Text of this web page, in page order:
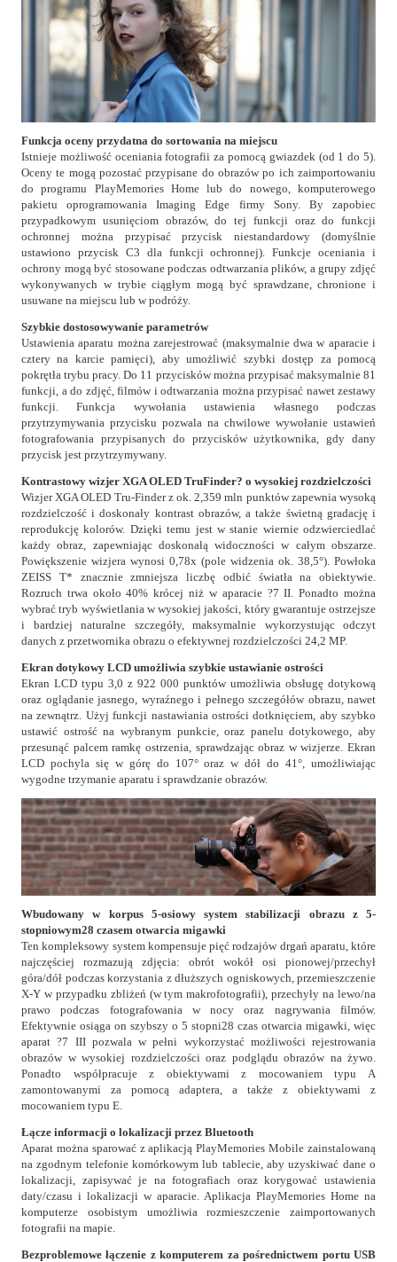
Funkcja oceny przydatna do sortowania na miejscu
Istnieje możliwość oceniania fotografii za pomocą gwiazdek (od 1 do 5).
Oceny te mogą pozostać przypisane do obrazów po ich zaimportowaniu
do programu PlayMemories Home lub do nowego, komputerowego
pakietu oprogramowania Imaging Edge firmy Sony. By zapobiec
przypadkowym usunięciom obrazów, do tej funkcji oraz do funkcji
ochronnej można przypisać przycisk niestandardowy (domyślnie
ustawiono przycisk C3 dla funkcji ochronnej). Funkcje oceniania i
ochrony mogą być stosowane podczas odtwarzania plików, a grupy zdjęć
wykonywanych w trybie ciągłym mogą być sprawdzane, chronione i
usuwane na miejscu lub w podróży.
Szybkie dostosowywanie parametrów
Ustawienia aparatu można zarejestrować (maksymalnie dwa w aparacie i
cztery na karcie pamięci), aby umożliwić szybki dostęp za pomocą
pokrętła trybu pracy. Do 11 przycisków można przypisać maksymalnie 81
funkcji, a do zdjęć, filmów i odtwarzania można przypisać nawet zestawy
funkcji. Funkcja wywołania ustawienia własnego podczas
przytrzymywania przycisku pozwala na chwilowe wywołanie ustawień
fotografowania przypisanych do przycisków użytkownika, gdy dany
przycisk jest przytrzymywany.
Kontrastowy wizjer XGA OLED TruFinder? o wysokiej rozdzielczości
Wizjer XGA OLED Tru-Finder z ok. 2,359 mln punktów zapewnia wysoką
rozdzielczość i doskonały kontrast obrazów, a także świetną gradację i
reprodukcję kolorów. Dzięki temu jest w stanie wiernie odzwierciedlać
każdy obraz, zapewniając doskonałą widoczności w całym obszarze.
Powiększenie wizjera wynosi 0,78x (pole widzenia ok. 38,5°). Powłoka
ZEISS T* znacznie zmniejsza liczbę odbić światła na obiektywie.
Rozruch trwa około 40% krócej niż w aparacie ?7 II. Ponadto można
wybrać tryb wyświetlania w wysokiej jakości, który gwarantuje ostrzejsze
i bardziej naturalne szczegóły, maksymalnie wykorzystując odczyt
danych z przetwornika obrazu o efektywnej rozdzielczości 24,2 MP.
Ekran dotykowy LCD umożliwia szybkie ustawianie ostrości
Ekran LCD typu 3,0 z 922 000 punktów umożliwia obsługę dotykową
oraz oglądanie jasnego, wyraźnego i pełnego szczegółów obrazu, nawet
na zewnątrz. Użyj funkcji nastawiania ostrości dotknięciem, aby szybko
ustawić ostrość na wybranym punkcie, oraz panelu dotykowego, aby
przesunąć palcem ramkę ostrzenia, sprawdzając obraz w wizjerze. Ekran
LCD pochyla się w górę do 107° oraz w dół do 41°, umożliwiając
wygodne trzymanie aparatu i sprawdzanie obrazów.
Wbudowany w korpus 5-osiowy system stabilizacji obrazu z 5-
stopniowym28 czasem otwarcia migawki
Ten kompleksowy system kompensuje pięć rodzajów drgań aparatu, które
najczęściej rozmazują zdjęcia: obrót wokół osi pionowej/przechył
góra/dół podczas korzystania z dłuższych ogniskowych, przemieszczenie
X-Y w przypadku zbliżeń (w tym makrofotografii), przechyły na lewo/na
prawo podczas fotografowania w nocy oraz nagrywania filmów.
Efektywnie osiąga on szybszy o 5 stopni28 czas otwarcia migawki, więc
aparat ?7 III pozwala w pełni wykorzystać możliwości rejestrowania
obrazów w wysokiej rozdzielczości oraz podglądu obrazów na żywo.
Ponadto współpracuje z obiektywami z mocowaniem typu A
zamontowanymi za pomocą adaptera, a także z obiektywami z
mocowaniem typu E.
Łącze informacji o lokalizacji przez Bluetooth
Aparat można sparować z aplikacją PlayMemories Mobile zainstalowaną
na zgodnym telefonie komórkowym lub tablecie, aby uzyskiwać dane o
lokalizacji, zapisywać je na fotografiach oraz korygować ustawienia
daty/czasu i lokalizacji w aparacie. Aplikacja PlayMemories Home na
komputerze osobistym umożliwia rozmieszczenie zaimportowanych
fotografii na mapie.
Bezproblemowe łączenie z komputerem za pośrednictwem portu USB